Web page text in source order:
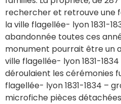
rechercher et retrouve une
la ville flagellée- lyon 1831-
abandonnée toutes ces
monument pourrait être un
ville flagellée- lyon 1831-
déroulaient les cérémonies
flagellée- lyon 1831-1834 –
microfiche pièces